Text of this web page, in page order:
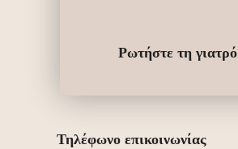
Ρωτήστε τη γιατρό
Τηλέφωνο επικοινωνίας